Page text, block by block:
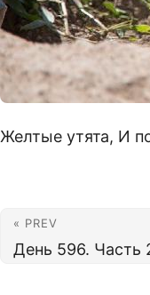
Желтые утята, И
« PREV
День 596. Часть